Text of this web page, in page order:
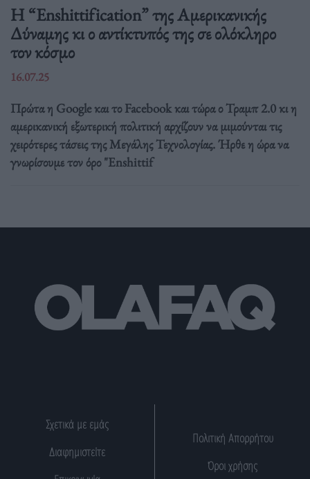
Η “Enshittification” της Αμερικανικής
Δύναμης κι ο αντίκτυπός της σε ολόκληρο
τον κόσμο
16.07.25
Πρώτα η Google και το Facebook και τώρα ο Τραμπ 2.0 κι η
αμερικανική εξωτερική πολιτική αρχίζουν να μιμούνται τις
χειρότερες τάσεις της Μεγάλης Τεχνολογίας. Ήρθε η ώρα να
γνωρίσουμε τον όρο "Enshittif
Σχετικά με εμάς
Διαφημιστείτε
Πολιτική Απορρήτου
Όροι χρήσης